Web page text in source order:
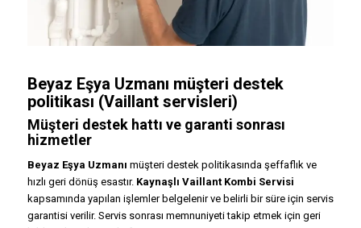
Beyaz Eşya Uzmanı müşteri destek
politikası (Vaillant servisleri)
Müşteri destek hattı ve garanti sonrası
hizmetler
Beyaz Eşya Uzmanı müşteri destek politikasında şeffaflık ve
hızlı geri dönüş esastır. Kaynaşlı Vaillant Kombi Servisi
kapsamında yapılan işlemler belgelenir ve belirli bir süre için servis
garantisi verilir. Servis sonrası memnuniyeti takip etmek için geri